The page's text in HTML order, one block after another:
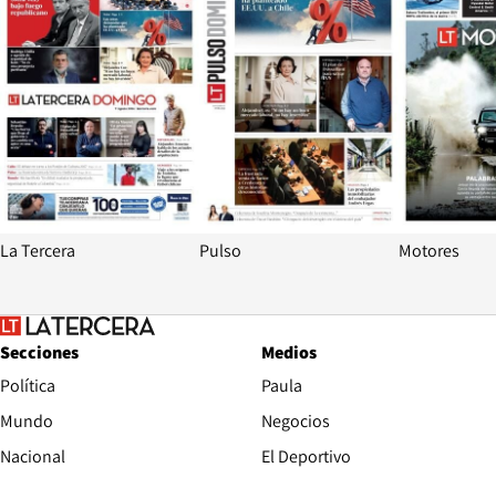
La Tercera Pulso Motores
Secciones
Política
Mundo
Nacional
Medios
Paula
Negocios
El Deportivo